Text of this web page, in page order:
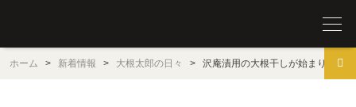
圓覚山 宗鏡寺（沢庵寺）
ホーム > 新着情報 > 大根太郎の日々 > 沢庵漬用の大根干しが始まりまし